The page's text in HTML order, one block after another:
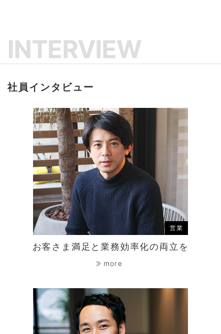
INTERVIEW
社員インタビュー
営業
お客さま満足と業務効率化の両立を
more